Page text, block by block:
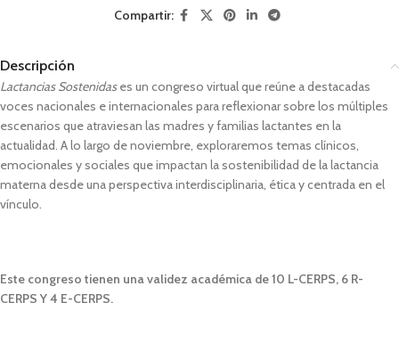
Compartir:
Descripción
Lactancias Sostenidases un congreso virtual que reúne a destacadas
voces nacionales e internacionales para reflexionar sobre los múltiples
escenarios que atraviesan las madres y familias lactantes en la
actualidad. A lo largo de noviembre, exploraremos temas clínicos,
emocionales y sociales que impactan la sostenibilidad de la lactancia
materna desde una perspectiva interdisciplinaria, ética y centrada en el
vínculo.
Este congreso tienen una validez académica de 10 L-CERPS, 6 R-
CERPS Y 4 E-CERPS.